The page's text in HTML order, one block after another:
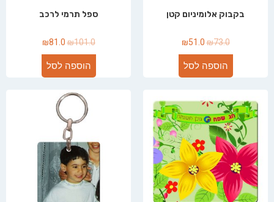
בקבוק אלומיניום קטן
₪73.0
₪51.0
הוספה לסל
ספל תרמי לרכב
₪101.0
₪81.0
הוספה לסל